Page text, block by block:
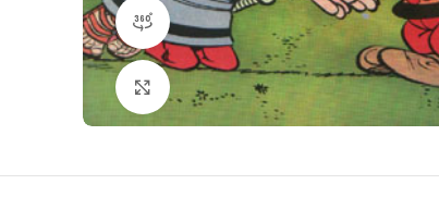
360 product view
Klikni da povečaš